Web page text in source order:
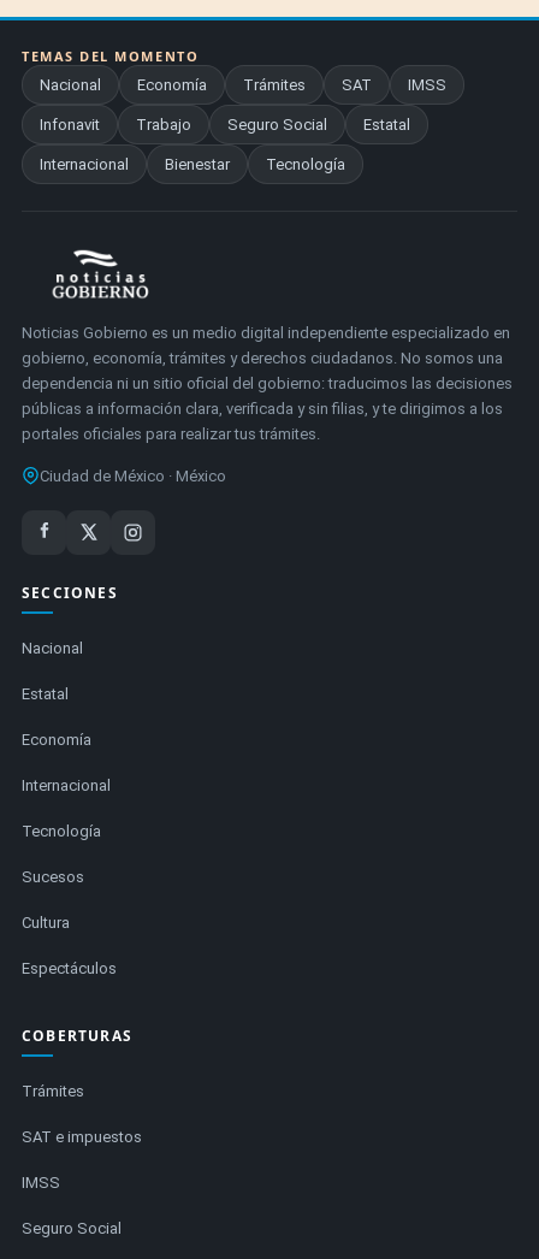
TEMAS DEL MOMENTO
Nacional
Economía Trámites SAT IMSS
Infonavit Trabajo Seguro Social Estatal
Internacional Bienestar Tecnología
Noticias Gobierno es un medio digital independiente especializado en
gobierno, economía, trámites y derechos ciudadanos. No somos una
dependencia ni un sitio oficial del gobierno: traducimos las decisiones
públicas a información clara, verificada y sin filias, y te dirigimos a los
portales oficiales para realizar tus trámites.
Ciudad de México · México
SECCIONES
Nacional
Estatal
Economía
Internacional
Tecnología
Sucesos
Cultura
Espectáculos
COBERTURAS
Trámites
SAT e impuestos
IMSS
Seguro Social